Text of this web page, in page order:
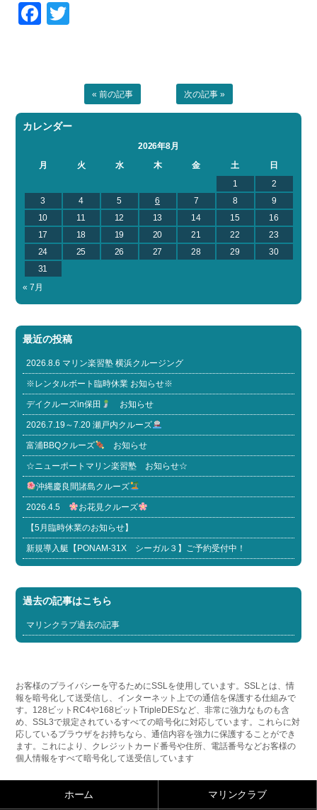
Facebook
« 前の記事 次の記事 »
カレンダー
2026年8月
月
火 水 木 金 土
日
1
2
3
4 5 6 7 8
9
10
11 12 13 14 15
16
17
18 19 20 21 22
23
24
25 26 27 28 29
30
31
« 7月
最近の投稿
2026.8.6 マリン楽習塾 横浜クルージング
※レンタルボート臨時休業 お知らせ※
デイクルーズin保田 お知らせ
2026.7.19～7.20 瀬戸内クルーズ
富浦BBQクルーズ お知らせ
☆ニューポートマリン楽習塾 お知らせ☆
沖縄慶良間諸島クルーズ
2026.4.5 お花見クルーズ
【5月臨時休業のお知らせ】
新規導入艇【PONAM-31X シーガル３】ご予約受付中！
過去の記事はこちら
マリンクラブ過去の記事
お客様のプライバシーを守るためにSSLを使用しています。SSLとは、情
報を暗号化して送受信し、インターネット上での通信を保護する仕組みで
す。128ビットRC4や168ビットTripleDESなど、非常に強力なものも含
め、SSL3で規定されているすべての暗号化に対応しています。これらに対
応しているブラウザをお持ちなら、通信内容を強力に保護することができ
ます。これにより、クレジットカード番号や住所、電話番号などお客様の
個人情報をすべて暗号化して送受信しています
ホーム マリンクラブ